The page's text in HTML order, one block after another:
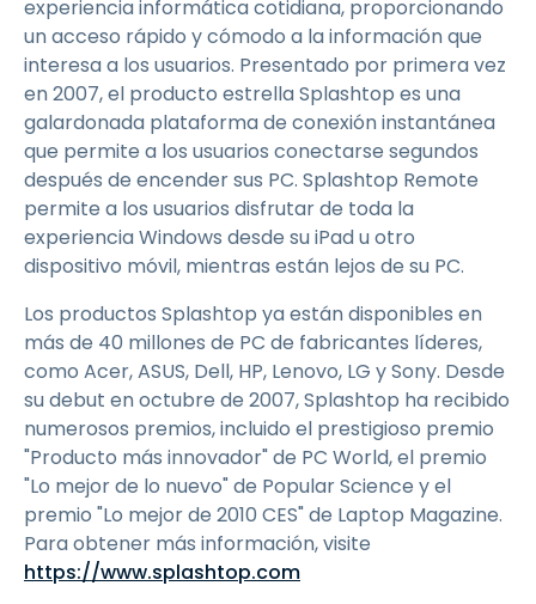
experiencia informática cotidiana, proporcionando
un acceso rápido y cómodo a la información que
interesa a los usuarios. Presentado por primera vez
en 2007, el producto estrella Splashtop es una
galardonada plataforma de conexión instantánea
que permite a los usuarios conectarse segundos
después de encender sus PC. Splashtop Remote
permite a los usuarios disfrutar de toda la
experiencia Windows desde su iPad u otro
dispositivo móvil, mientras están lejos de su PC.
Los productos Splashtop ya están disponibles en
más de 40 millones de PC de fabricantes líderes,
como Acer, ASUS, Dell, HP, Lenovo, LG y Sony. Desde
su debut en octubre de 2007, Splashtop ha recibido
numerosos premios, incluido el prestigioso premio
"Producto más innovador" de PC World, el premio
"Lo mejor de lo nuevo" de Popular Science y el
premio "Lo mejor de 2010 CES" de Laptop Magazine.
Para obtener más información, visite
https://www.splashtop.com